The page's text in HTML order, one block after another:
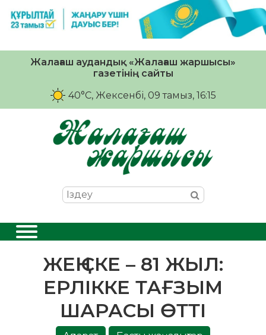
Жалағаш аудандық «Жалағаш жаршысы»
газетінің сайты
40°C, Жексенбі, 09 тамыз, 16:15
ЖЕҢІСКЕ – 81 ЖЫЛ:
ЕРЛІККЕ ТАҒЗЫМ
ШАРАСЫ ӨТТІ